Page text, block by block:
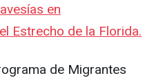
en
Estrecho de la Florida.
de Migrantes